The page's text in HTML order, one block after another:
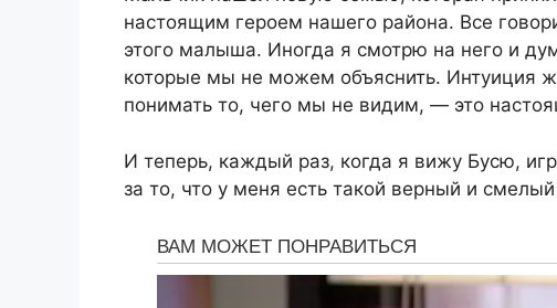
настоящим героем нашего района. Все
этого малыша. Иногда я смотрю на него и
которые мы не можем объяснить. Интуиция
понимать то, чего мы не видим, — это
И теперь, каждый раз, когда я вижу Бусю,
за то, что у меня есть такой верный и смелый